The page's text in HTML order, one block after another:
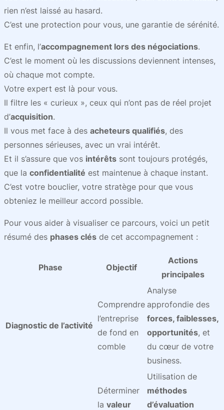
rien n’est laissé au hasard.
C’est une protection pour vous, une garantie de sérénité.
Et enfin, l’accompagnement lors des négociations.
C’est le moment où les discussions deviennent intenses,
où chaque mot compte.
Votre expert est là pour vous.
Il filtre les « curieux », ceux qui n’ont pas de réel projet
d’acquisition.
Il vous met face à des acheteurs qualifiés, des
personnes sérieuses, avec un vrai intérêt.
Et il s’assure que vos intérêts sont toujours protégés,
que la confidentialité est maintenue à chaque instant.
C’est votre bouclier, votre stratège pour que vous
obteniez le meilleur accord possible.
Pour vous aider à visualiser ce parcours, voici un petit
résumé des phases clés de cet accompagnement :
Phase Objectif
Actions
principales
Diagnostic de l’activité
Comprendre
l’entreprise
de fond en
comble
Analyse
approfondie des
forces, faiblesses,
opportunités, et
du cœur de votre
business.
Déterminer
la valeur
Utilisation de
méthodes
d’évaluation